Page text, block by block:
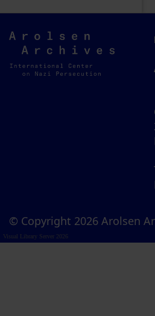
Arolsen
Archives
© Copyright 2026 Arolsen
Visual Library Server 2026